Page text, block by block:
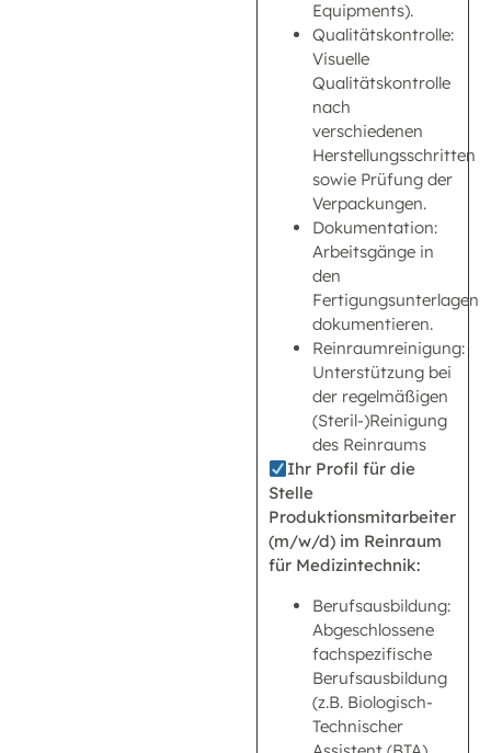
Equipments).
Qualitätskontrolle:
Visuelle
Qualitätskontrolle
nach
verschiedenen
Herstellungsschritten
sowie Prüfung der
Verpackungen.
Dokumentation:
Arbeitsgänge in
den
Fertigungsunterlagen
dokumentieren.
Reinraumreinigung:
Unterstützung bei
der regelmäßigen
(Steril-)Reinigung
des Reinraums
Ihr Profil für die
Stelle
Produktionsmitarbeiter
(m/w/d) im Reinraum
für Medizintechnik:
Berufsausbildung:
Abgeschlossene
fachspezifische
Berufsausbildung
(z.B. Biologisch-
Technischer